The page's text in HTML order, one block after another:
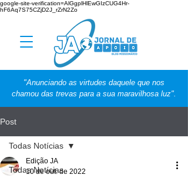
google-site-verification=AlGgplHlEwGIzCUG4Hr-
hF6Aq7S75CZjD2J_rZrN2Zo
"Anunciando as virtudes daquele que nos
chamou das trevas para a sua maravilhosa luz".
Post
Todas Notícias
Todas Notícias
Edição JA
10 de out. de 2022